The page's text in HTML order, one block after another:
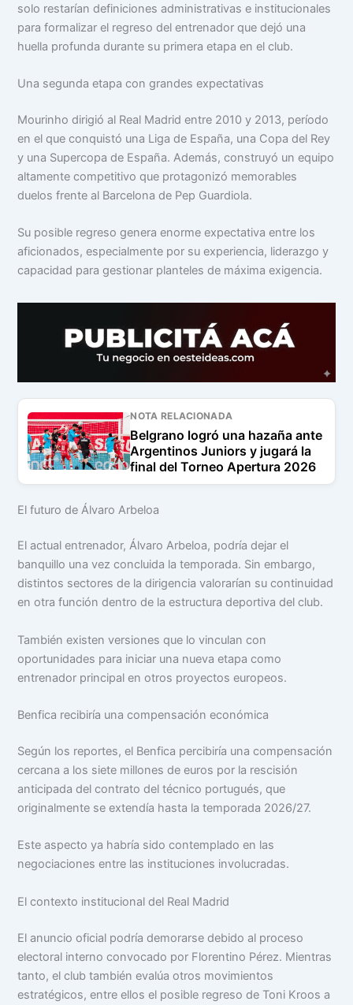
solo restarían definiciones administrativas e institucionales
para formalizar el regreso del entrenador que dejó una
huella profunda durante su primera etapa en el club.
Una segunda etapa con grandes expectativas
Mourinho dirigió al Real Madrid entre 2010 y 2013, período
en el que conquistó una Liga de España, una Copa del Rey
y una Supercopa de España. Además, construyó un equipo
altamente competitivo que protagonizó memorables
duelos frente al Barcelona de Pep Guardiola.
Su posible regreso genera enorme expectativa entre los
aficionados, especialmente por su experiencia, liderazgo y
capacidad para gestionar planteles de máxima exigencia.
NOTA RELACIONADA
Belgrano logró una hazaña ante
Argentinos Juniors y jugará la
final del Torneo Apertura 2026
El futuro de Álvaro Arbeloa
El actual entrenador, Álvaro Arbeloa, podría dejar el
banquillo una vez concluida la temporada. Sin embargo,
distintos sectores de la dirigencia valorarían su continuidad
en otra función dentro de la estructura deportiva del club.
También existen versiones que lo vinculan con
oportunidades para iniciar una nueva etapa como
entrenador principal en otros proyectos europeos.
Benfica recibiría una compensación económica
Según los reportes, el Benfica percibiría una compensación
cercana a los siete millones de euros por la rescisión
anticipada del contrato del técnico portugués, que
originalmente se extendía hasta la temporada 2026/27.
Este aspecto ya habría sido contemplado en las
negociaciones entre las instituciones involucradas.
El contexto institucional del Real Madrid
El anuncio oficial podría demorarse debido al proceso
electoral interno convocado por Florentino Pérez. Mientras
tanto, el club también evalúa otros movimientos
estratégicos, entre ellos el posible regreso de Toni Kroos a